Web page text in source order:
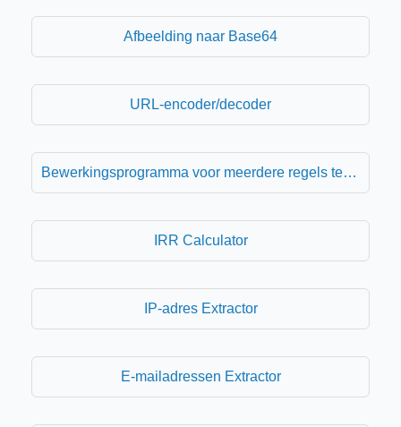
Afbeelding naar Base64
URL-encoder/decoder
Bewerkingsprogramma voor meerdere regels tekstvak
IRR Calculator
IP-adres Extractor
E-mailadressen Extractor